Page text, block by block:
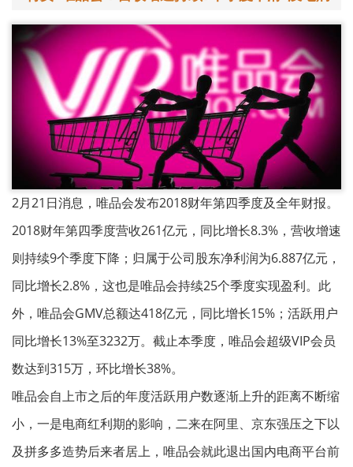
2月21日消息，唯品会发布2018财年第四季度及全年财报。
2018财年第四季度营收261亿元，同比增长8.3%，营收增速
则持续9个季度下降；归属于公司股东净利润为6.887亿元，
同比增长2.8%，这也是唯品会持续25个季度实现盈利。此
外，唯品会GMV总额达418亿元，同比增长15%；活跃用户
同比增长13%至3232万。截止本季度，唯品会超级VIP会员
数达到315万，环比增长38%。
唯品会自上市之后的年度活跃用户数逐渐上升的距离不断缩
小，一是电商红利期的影响，二来在阿里、京东强压之下以
及拼多多造势后来者居上，唯品会就此退出国内电商平台前